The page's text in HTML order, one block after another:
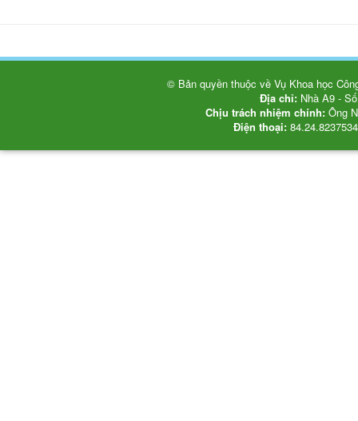
© Bản quyền thuộc về Vụ Khoa học
Địa chỉ: Nhà A9 -
Chịu trách nhiệm chính: Ông
Điện thoại: